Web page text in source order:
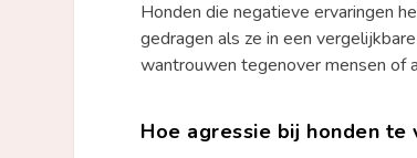
Honden die negatieve ervaringen
gedragen als ze in een
wantrouwen tegenover mensen of
Hoe agressie bij honden te